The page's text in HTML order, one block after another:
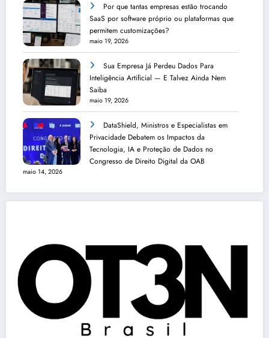
Por que tantas empresas estão trocando
SaaS por software próprio ou plataformas que
permitem customizações?
maio 19, 2026
Sua Empresa Já Perdeu Dados Para
Inteligência Artificial — E Talvez Ainda Nem
Saiba
maio 19, 2026
DataShield, Ministros e Especialistas em
Privacidade Debatem os Impactos da
Tecnologia, IA e Proteção de Dados no
Congresso de Direito Digital da OAB
maio 14, 2026